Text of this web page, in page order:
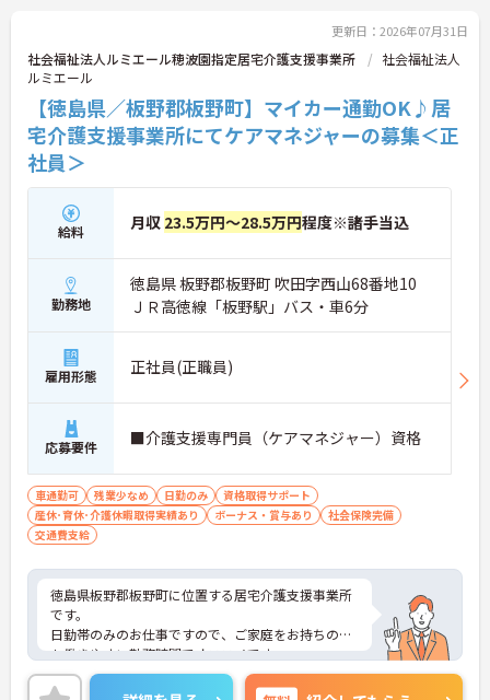
■ 働きやすい休日数が魅力
年間休日が充実している職場です
・年間休日124日
・夏期休暇2日
・年末年始休暇3日
→ プライベートとの両立を目指しやすい環境です♪
■ 安定収入を目指せる待遇
各種手当や賞与実績があります
・賞与計4.00ヶ月の過去実績
・夜勤手当支給
■ 通勤しやすい勤務環境
通勤面にも配慮された職場です
・駐車場あり
・鳴門駅から車10分
→ ご自身に合った通勤方法を選べます♪
更新日：2026年07月31日
社会福祉法人ルミエール穂波園指定居宅介護支援事業所
社会福祉法人
ルミエール
【徳島県／板野郡板野町】マイカー通勤OK♪居
宅介護支援事業所にてケアマネジャーの募集＜正
社員＞
給料 月収 23.5万円～28.5万円程度※諸手当込
勤務地
徳島県 板野郡板野町 吹田字西山68番地10
ＪＲ高徳線「板野駅」バス・車6分
雇用形態 正社員(正職員)
応募要件 ■介護支援専門員（ケアマネジャー）資格
車通勤可 残業少なめ 日勤のみ
資格取得サポート
産休･育休･介護休暇取得実績あり
ボーナス・賞与あり
社会保険完備
交通費支給
徳島県板野郡板野町に位置する居宅介護支援事業所
です。
日勤帯のみのお仕事ですので、ご家庭をお持ちの方
も働きやすい勤務時間でオススメです・
マイカー通勤可能なので行き帰りがスムーズです。
ご興味をお持ちの方はお気軽にお問い合わせくださ